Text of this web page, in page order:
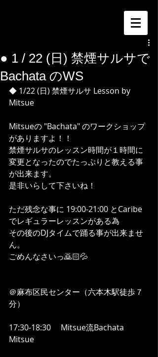
● 1 / 22 (日) 禁煙サルサで
Bachata のWS
◆ 1/22 (日) 禁煙サルサ Lesson by
Mitsue
Mitsueの "Bachata" のワークショップ
がありますよ！！
禁煙サルサのレッスン時間が１時間に
変更となったのでたっぷりと教える事
が出来ます。
是非いらして下さいね！
ただ残念な事に 19:00-21:00 とCaribe
でレギュラーレッスンがある為
その後のDJタイムで踊る事が出来ませ
ん。
ごめんなさいっ🙇🏻💦
＠麻布区民センター（六本木駅徒歩７
分）
17:30-18:30　 Mitsue流Bachata
Mitsue